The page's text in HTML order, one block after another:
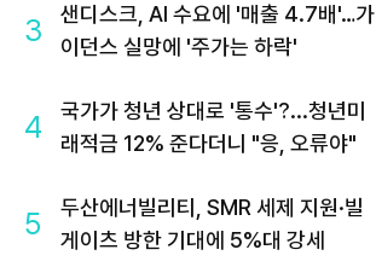
3
샌디스크, AI 수요에 '매출 4.7배'…가
이던스 실망에 '주가는 하락'
4
국가가 청년 상대로 '통수'?...청년미
래적금 12% 준다더니 "응, 오류야"
5
두산에너빌리티, SMR 세제 지원·빌
게이츠 방한 기대에 5%대 강세